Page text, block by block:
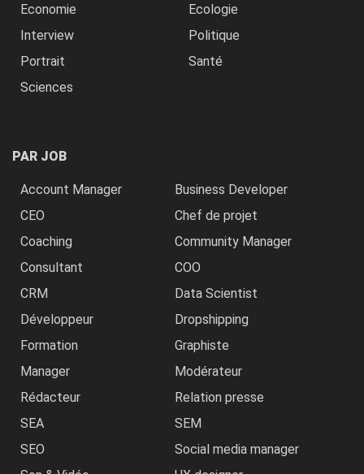
Economie
Ecologie
Interview
Politique
Portrait
Santé
Sciences
PAR JOB
Account Manager
Business Developer
CEO
Chef de projet
Coaching
Community Manager
Consultant
COO
CRM
Data Scientist
Développeur
Dropshipping
Formation
Graphiste
Manager
Modérateur
Rédacteur
Relation presse
SEA
SEM
SEO
Social media manager